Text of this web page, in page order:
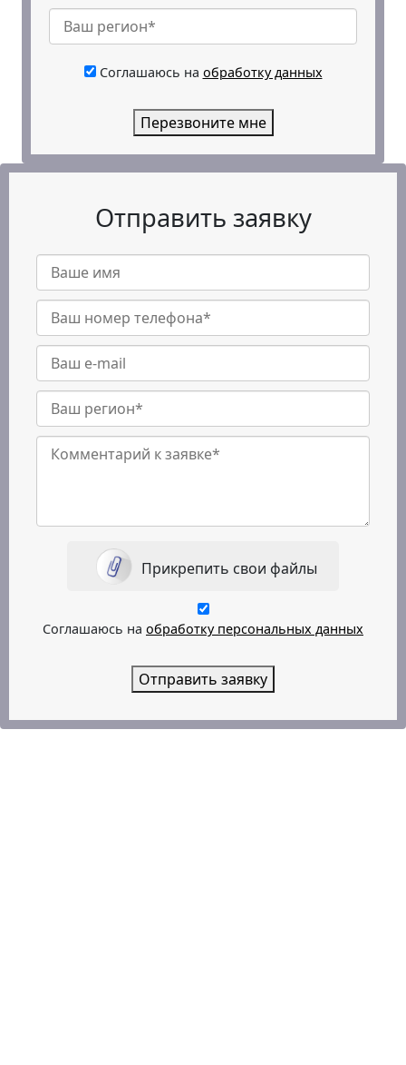
Соглашаюсь на обработку данных
Перезвоните мне
Отправить заявку
Прикрепить свои файлы
Соглашаюсь на обработку персональных данных
Отправить заявку